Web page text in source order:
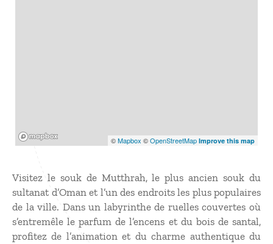
©Mapbox ©OpenStreetMap Improve this map
Visitez le souk de Mutthrah, le plus ancien souk du
sultanat d’Oman et l’un des endroits les plus populaires
de la ville. Dans un labyrinthe de ruelles couvertes où
s’entremêle le parfum de l’encens et du bois de santal,
profitez de l’animation et du charme authentique du